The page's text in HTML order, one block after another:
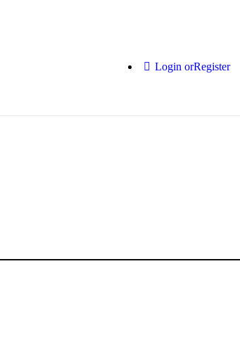
Login orRegister